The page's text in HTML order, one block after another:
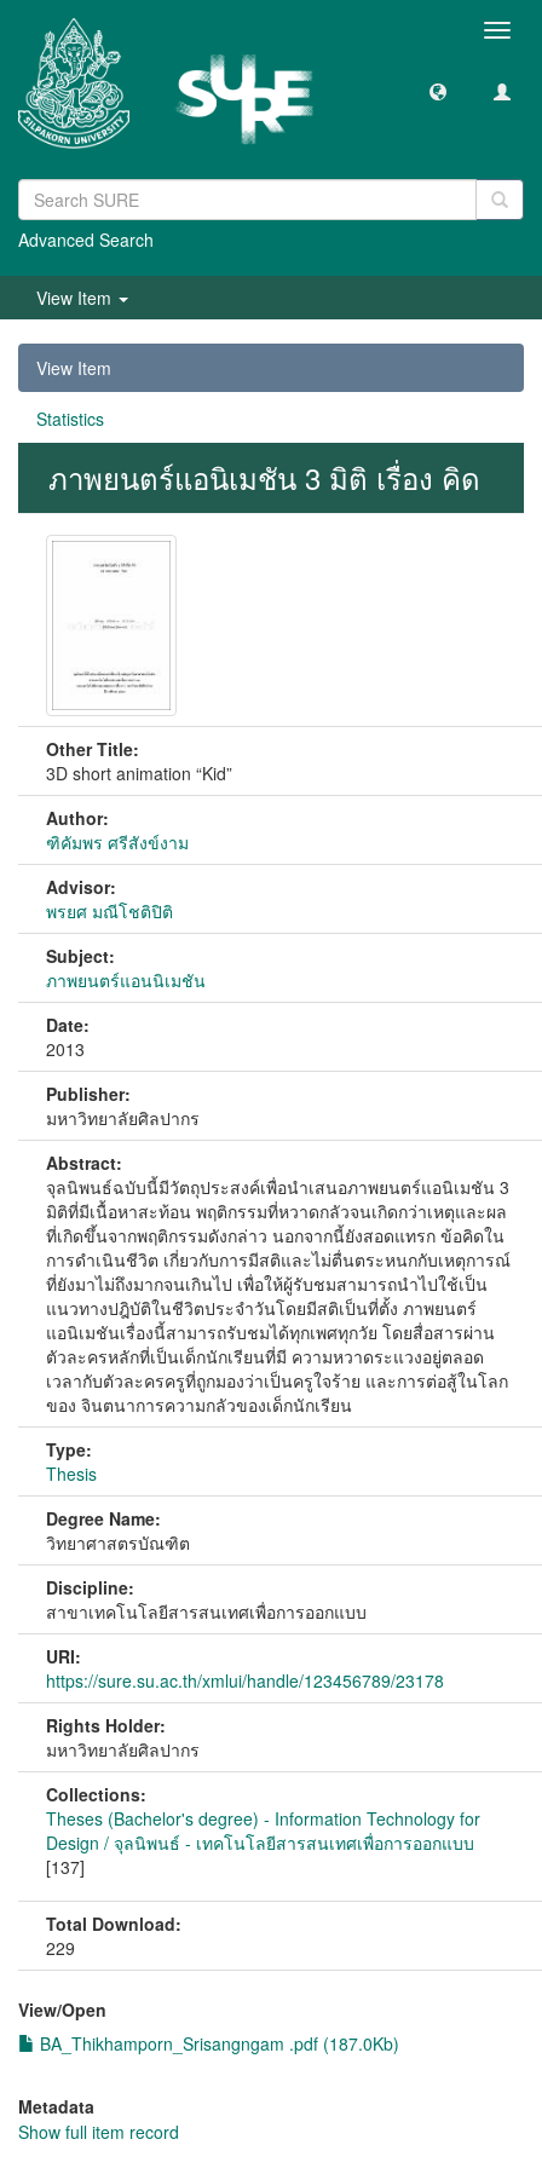
Advanced Search
View Item
View Item
Statistics
ภาพยนตร์แอนิเมชัน 3 มิติ เรื่อง คิด
Other Title:
3D short animation “Kid”
Author:
ฑิคัมพร ศรีสังข์งาม
Advisor:
พรยศ มณีโชติปิติ
Subject:
ภาพยนตร์แอนนิเมชัน
Date:
2013
Publisher:
มหาวิทยาลัยศิลปากร
Abstract:
จุลนิพนธ์ฉบับนี้มีวัตถุประสงค์เพื่อนําเสนอภาพยนตร์แอนิเมชัน 3
มิติที่มีเนื้อหาสะท้อน พฤติกรรมที่หวาดกลัวจนเกิดกว่าเหตุและผล
ที่เกิดขึ้นจากพฤติกรรมดังกล่าว นอกจากนี้ยังสอดแทรก ข้อคิดใน
การดําเนินชีวิต เกี่ยวกับการมีสติและไม่ตื่นตระหนกกับเหตุการณ์
ที่ยังมาไม่ถึงมากจนเกินไป เพื่อให้ผู้รับชมสามารถนําไปใช้เป็น
แนวทางปฎิบัติในชีวิตประจําวันโดยมีสติเป็นที่ตั้ง ภาพยนตร์
แอนิเมชันเรื่องนี้สามารถรับชมได้ทุกเพศทุกวัย โดยสื่อสารผ่าน
ตัวละครหลักที่เป็นเด็กนักเรียนที่มี ความหวาดระแวงอยู่ตลอด
เวลากับตัวละครครูที่ถูกมองว่าเป็นครูใจร้าย และการต่อสู้ในโลก
ของ จินตนาการความกลัวของเด็กนักเรียน
Type:
Thesis
Degree Name:
วิทยาศาสตรบัณฑิต
Discipline:
สาขาเทคโนโลยีสารสนเทศเพื่อการออกแบบ
URI:
https://sure.su.ac.th/xmlui/handle/123456789/23178
Rights Holder:
มหาวิทยาลัยศิลปากร
Collections:
Theses (Bachelor's degree) - Information Technology for
Design / จุลนิพนธ์ - เทคโนโลยีสารสนเทศเพื่อการออกแบบ
[137]
Total Download:
229
View/Open
BA_Thikhamporn_Srisangngam .pdf (187.0Kb)
Metadata
Show full item record